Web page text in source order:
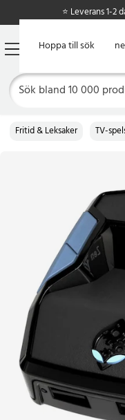
Hoppa till
Hoppa till sök
⭐ Leverans 1-2
Fritid & Leksaker TV-